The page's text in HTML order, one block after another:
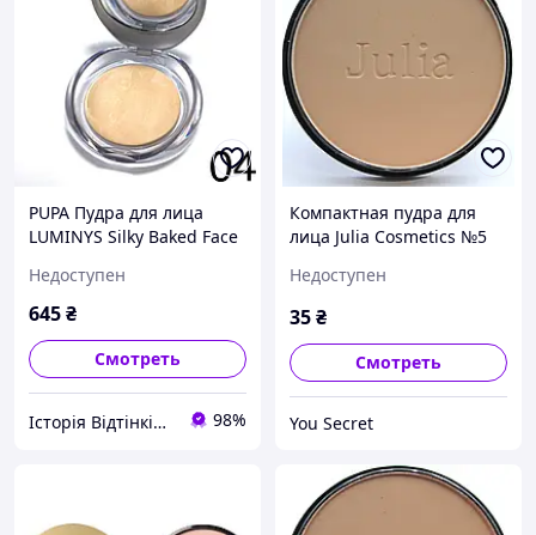
PUPA Пудра для лица
LUMINYS Silky Baked Face
Недоступен
645₴
Смотреть
Історія Відтінків Твого Життя 98%
Компактная пудра для
лица Julia Cosmetics №5
Недоступен
35₴
Смотреть
You Secret